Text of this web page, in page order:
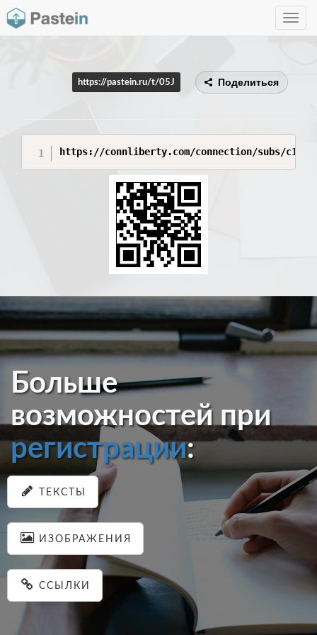
Toggle
https://pastein.ru/t/05J Поделиться
https://connliberty.com/connection/subs/
Больше
возможностей при
регистрации:
ТЕКСТЫ
ИЗОБРАЖЕНИЯ
ССЫЛКИ